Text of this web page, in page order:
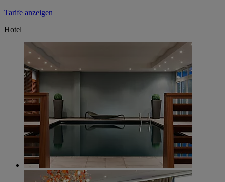
Tarife anzeigen
Hotel